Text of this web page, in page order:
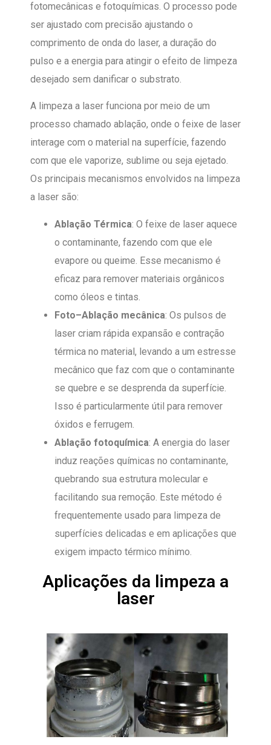
fotomecânicas e fotoquímicas. O processo pode
ser ajustado com precisão ajustando o
comprimento de onda do laser, a duração do
pulso e a energia para atingir o efeito de limpeza
desejado sem danificar o substrato.
A limpeza a laser funciona por meio de um
processo chamado ablação, onde o feixe de laser
interage com o material na superfície, fazendo
com que ele vaporize, sublime ou seja ejetado.
Os principais mecanismos envolvidos na limpeza
a laser são:
Ablação Térmica: O feixe de laser aquece
o contaminante, fazendo com que ele
evapore ou queime. Esse mecanismo é
eficaz para remover materiais orgânicos
como óleos e tintas.
Foto–Ablação mecânica: Os pulsos de
laser criam rápida expansão e contração
térmica no material, levando a um estresse
mecânico que faz com que o contaminante
se quebre e se desprenda da superfície.
Isso é particularmente útil para remover
óxidos e ferrugem.
Ablação fotoquímica: A energia do laser
induz reações químicas no contaminante,
quebrando sua estrutura molecular e
facilitando sua remoção. Este método é
frequentemente usado para limpeza de
superfícies delicadas e em aplicações que
exigem impacto térmico mínimo.
Aplicações da limpeza a
laser